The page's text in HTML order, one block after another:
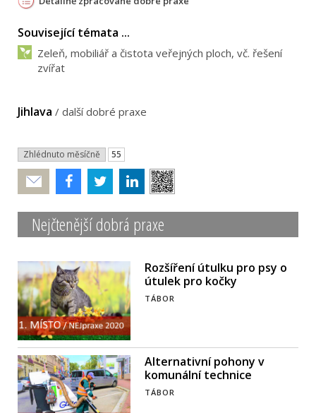
Související témata ...
Zeleň, mobiliář a čistota veřejných ploch, vč. řešení
zvířat
Jihlava / další dobré praxe
Zhlédnuto měsíčně 55
Poslat
Nejčtenější dobrá praxe
Rozšíření útulku pro psy o
útulek pro kočky
TÁBOR
Alternativní pohony v
komunální technice
TÁBOR